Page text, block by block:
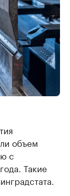
объем
с
Такие